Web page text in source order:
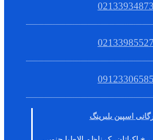
02133934873
02133985527
09123306585
اسپین بلبرینگ